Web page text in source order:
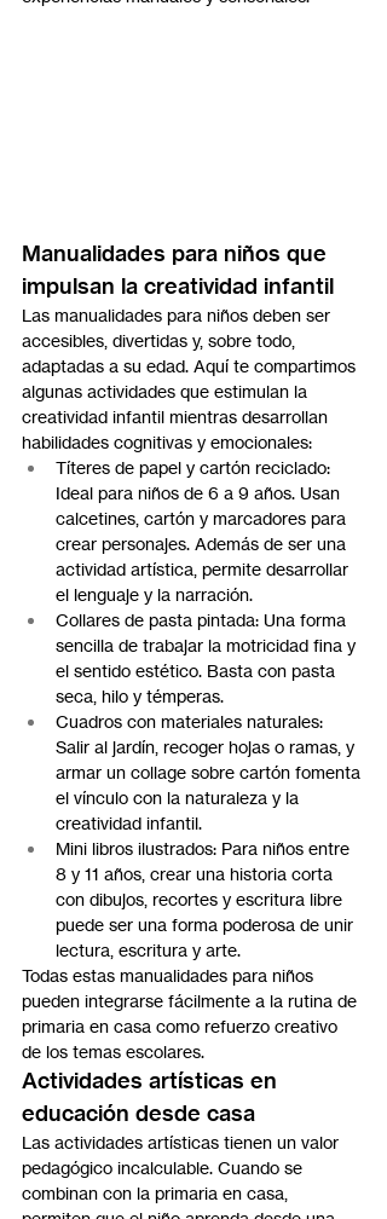
Manualidades para niños que
impulsan la creatividad infantil
Las manualidades para niños deben ser
accesibles, divertidas y, sobre todo,
adaptadas a su edad. Aquí te compartimos
algunas actividades que estimulan la
creatividad infantil mientras desarrollan
habilidades cognitivas y emocionales:
Títeres de papel y cartón reciclado:
Ideal para niños de 6 a 9 años. Usan
calcetines, cartón y marcadores para
crear personajes. Además de ser una
actividad artística, permite desarrollar
el lenguaje y la narración.
Collares de pasta pintada: Una forma
sencilla de trabajar la motricidad fina y
el sentido estético. Basta con pasta
seca, hilo y témperas.
Cuadros con materiales naturales:
Salir al jardín, recoger hojas o ramas, y
armar un collage sobre cartón fomenta
el vínculo con la naturaleza y la
creatividad infantil.
Mini libros ilustrados: Para niños entre
8 y 11 años, crear una historia corta
con dibujos, recortes y escritura libre
puede ser una forma poderosa de unir
lectura, escritura y arte.
Todas estas manualidades para niños
pueden integrarse fácilmente a la rutina de
primaria en casa como refuerzo creativo
de los temas escolares.
Actividades artísticas en
educación desde casa
Las actividades artísticas tienen un valor
pedagógico incalculable. Cuando se
combinan con la primaria en casa,